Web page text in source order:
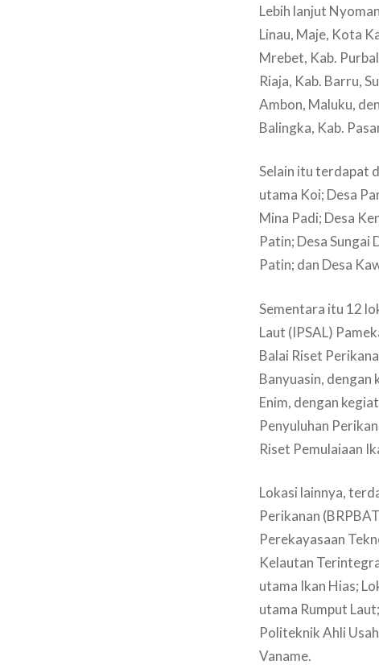
Lebih lanjut
Linau, Maje, Kota
Mrebet, Kab.
Riaja, Kab. Barru,
Ambon, Maluku,
Balingka, Kab.
Selain itu terdapat
utama Koi; Desa
Mina Padi; Desa
Patin; Desa Sungai
Patin; dan Desa
Sementara itu 12
Laut (IPSAL)
Balai Riset
Banyuasin, dengan
Enim, dengan
Penyuluhan
Riset Pemulaiaan
Lokasi lainnya,
Perikanan
Perekayasaan
Kelautan
utama Ikan Hias;
utama Rumput
Politeknik Ahli
Vaname.